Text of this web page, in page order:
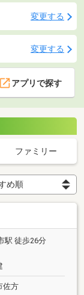
変更する
変更する
アプリで探す
ファミリー
駅 徒歩26分
佐方